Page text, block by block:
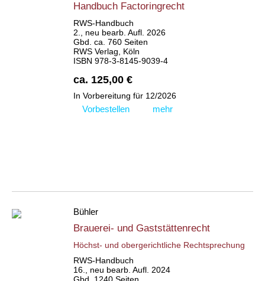
Handbuch Factoringrecht
RWS-Handbuch
2., neu bearb. Aufl. 2026
Gbd. ca. 760 Seiten
RWS Verlag, Köln
ISBN 978-3-8145-9039-4
ca. 125,00 €
In Vorbereitung für 12/2026
Vorbestellen mehr
Bühler
Brauerei- und Gaststättenrecht
Höchst- und obergerichtliche Rechtsprechung
RWS-Handbuch
16., neu bearb. Aufl. 2024